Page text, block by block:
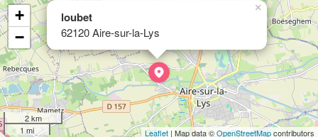
loubet
62120 Aire-sur-la-Lys
×
+
−
2 km
1 mi
Leaflet| Map data ©OpenStreetMapcontributors